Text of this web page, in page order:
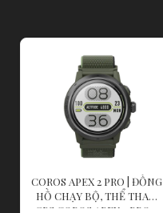
COROS APEX 2 PRO | ĐỒNG
HỒ CHẠY BỘ, THỂ THAO